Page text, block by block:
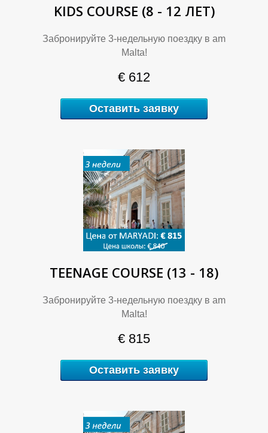
В
А
+
KIDS COURSE (8 - 12 ЛЕТ)
Забронируйте 3-недельную поездку в am
Malta!
€ 612
Оставить заявку
TEENAGE COURSE (13 - 18)
Забронируйте 3-недельную поездку в am
Malta!
€ 815
Оставить заявку
В
А
+